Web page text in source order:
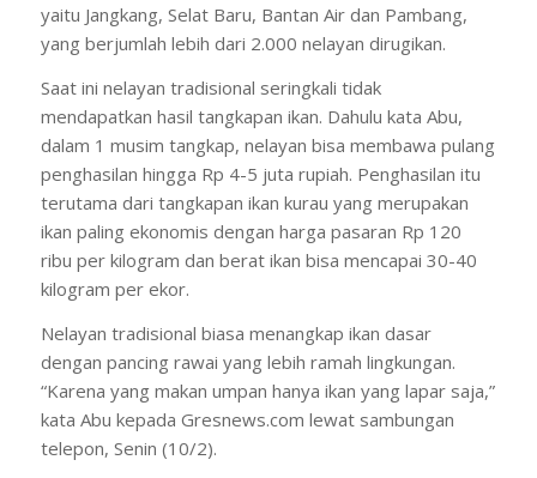
yaitu Jangkang, Selat Baru, Bantan Air dan Pambang,
yang berjumlah lebih dari 2.000 nelayan dirugikan.
Saat ini nelayan tradisional seringkali tidak
mendapatkan hasil tangkapan ikan. Dahulu kata Abu,
dalam 1 musim tangkap, nelayan bisa membawa pulang
penghasilan hingga Rp 4-5 juta rupiah. Penghasilan itu
terutama dari tangkapan ikan kurau yang merupakan
ikan paling ekonomis dengan harga pasaran Rp 120
ribu per kilogram dan berat ikan bisa mencapai 30-40
kilogram per ekor.
Nelayan tradisional biasa menangkap ikan dasar
dengan pancing rawai yang lebih ramah lingkungan.
“Karena yang makan umpan hanya ikan yang lapar saja,”
kata Abu kepada Gresnews.com lewat sambungan
telepon, Senin (10/2).